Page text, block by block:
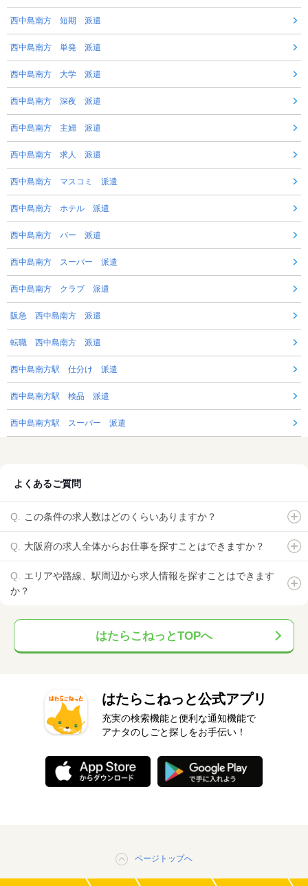
西中島南方 短期 派遣
西中島南方 単発 派遣
西中島南方 大学 派遣
西中島南方 深夜 派遣
西中島南方 主婦 派遣
西中島南方 求人 派遣
西中島南方 マスコミ 派遣
西中島南方 ホテル 派遣
西中島南方 バー 派遣
西中島南方 スーパー 派遣
西中島南方 クラブ 派遣
阪急 西中島南方 派遣
転職 西中島南方 派遣
西中島南方駅 仕分け 派遣
西中島南方駅 検品 派遣
西中島南方駅 スーパー 派遣
よくあるご質問
この条件の求人数はどのくらいありますか？
大阪府の求人全体からお仕事を探すことはできますか？
エリアや路線、駅周辺から求人情報を探すことはできます
か？
はたらこねっとTOPへ
はたらこねっと公式アプリ
充実の検索機能と便利な通知機能で
アナタのしごと探しをお手伝い！
ページトップへ